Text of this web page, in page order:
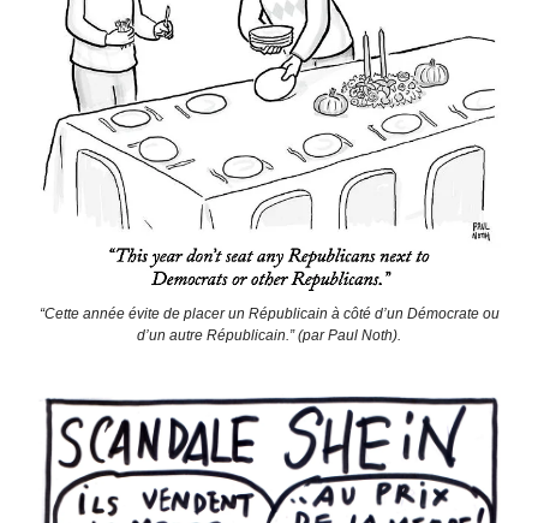
“Cette année évite de placer un Républicain à côté d’un Démocrate ou
d’un autre Républicain.” (par Paul Noth).